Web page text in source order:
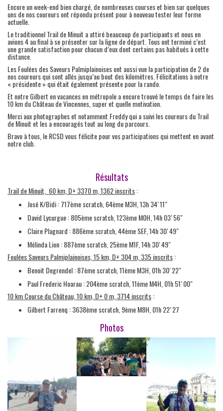
Encore un week-end bien chargé, de nombreuses courses et bien sur quelques
uns de nos coureurs ont répondu présent pour à nouveau tester leur forme
actuelle.
Le traditionnel Trail de Minuit a attiré beaucoup de participants et nous en
avions 4 au final à se présenter sur la ligne de départ. Tous ont terminé c’est
une grande satisfaction pour chacun d’eux dont certains pas habitués à cette
distance.
Les Foulées des Saveurs Palmiplainoises ont aussi vue la participation de 2 de
nos coureurs qui sont allés jusqu’au bout des kilomètres. Félicitations à notre
« présidente » qui était également présente pour la rando.
Et notre Gilbert en vacances en métropole a encore trouvé le temps de faire les
10 km du Château de Vincennes, super et quelle motivation.
Merci aux photographes et notamment Freddy qui a suivi les coureurs du Trail
de Minuit et les a encouragés tout au long du parcours.
Bravo à tous, le RCSD vous félicite pour vos participations qui mettent en avant
notre club.
Résultats
Trail de Minuit, 60 km, D+ 3370 m, 1362 inscrits:
José K/Bidi : 717ème scratch, 64ème M3H, 13h 34′ 11″
David Lycurgue : 805ème scratch, 123ème M0H, 14h 03′ 56″
Claire Plagnard : 886ème scratch, 44ème SEF, 14h 30′ 49″
Mélinda Lion : 887ème scratch, 25ème M1F, 14h 30′ 49″
Foulées Saveurs Palmiplainoises, 15 km, D+ 304 m, 335 inscrits:
Benoit Degrendel : 87ème scratch, 11ème M3H, 01h 30′ 22″
Paul Frederic Hoarau : 204ème scratch, 11ème M4H, 01h 51′ 00″
10 km Course du Château, 10 km, D+ 0 m, 3714 inscrits:
Gilbert Farrenq : 3638ème scratch, 9ème M8H, 01h 22′ 27
Photos